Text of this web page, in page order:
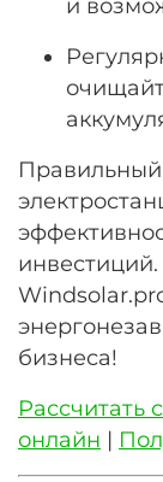
бизнеса!
Рассчитать
онлайн |